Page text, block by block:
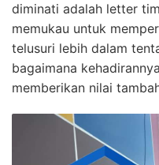
diminati adalah letter
memukau untuk
telusuri lebih dalam
bagaimana
memberikan nilai